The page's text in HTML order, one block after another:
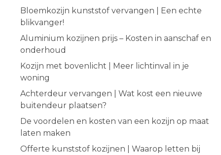
Bloemkozijn kunststof vervangen | Een echte
blikvanger!
Aluminium kozijnen prijs – Kosten in aanschaf en
onderhoud
Kozijn met bovenlicht | Meer lichtinval in je
woning
Achterdeur vervangen | Wat kost een nieuwe
buitendeur plaatsen?
De voordelen en kosten van een kozijn op maat
laten maken
Offerte kunststof kozijnen | Waarop letten bij